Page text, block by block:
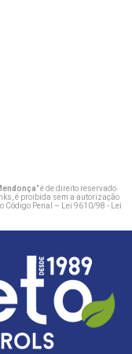
" é de direito reservado.
é proibida sem a autorização
Código Penal –
Lei 9610/98 - Lei